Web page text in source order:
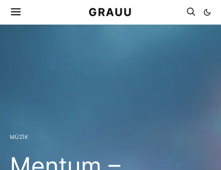
GRAUU
MÜZIK